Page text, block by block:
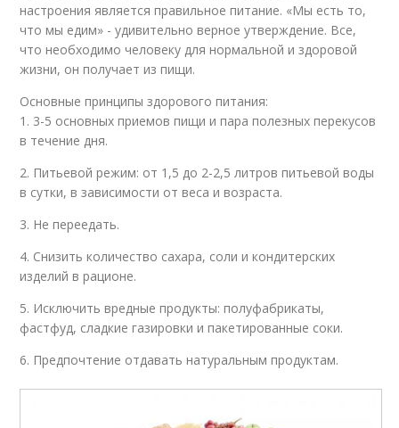
настроения является правильное питание. «Мы есть то,
что мы едим» - удивительно верное утверждение. Все,
что необходимо человеку для нормальной и здоровой
жизни, он получает из пищи.
Основные принципы здорового питания:
1. 3-5 основных приемов пищи и пара полезных перекусов
в течение дня.
2. Питьевой режим: от 1,5 до 2-2,5 литров питьевой воды
в сутки, в зависимости от веса и возраста.
3. Не переедать.
4. Снизить количество сахара, соли и кондитерских
изделий в рационе.
5. Исключить вредные продукты: полуфабрикаты,
фастфуд, сладкие газировки и пакетированные соки.
6. Предпочтение отдавать натуральным продуктам.